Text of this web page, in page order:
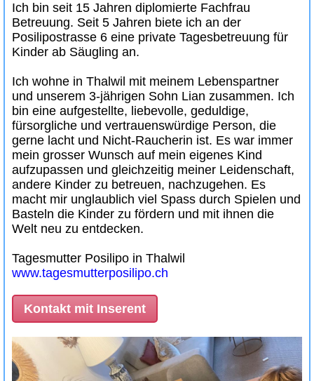
Ich bin seit 15 Jahren diplomierte Fachfrau
Betreuung. Seit 5 Jahren biete ich an der
Posilipostrasse 6 eine private Tagesbetreuung für
Kinder ab Säugling an.
Ich wohne in Thalwil mit meinem Lebenspartner
und unserem 3-jährigen Sohn Lian zusammen. Ich
bin eine aufgestellte, liebevolle, geduldige,
fürsorgliche und vertrauenswürdige Person, die
gerne lacht und Nicht-Raucherin ist. Es war immer
mein grosser Wunsch auf mein eigenes Kind
aufzupassen und gleichzeitig meiner Leidenschaft,
andere Kinder zu betreuen, nachzugehen. Es
macht mir unglaublich viel Spass durch Spielen und
Basteln die Kinder zu fördern und mit ihnen die
Welt neu zu entdecken.
Tagesmutter Posilipo in Thalwil
www.tagesmutterposilipo.ch
Kontakt mit Inserent